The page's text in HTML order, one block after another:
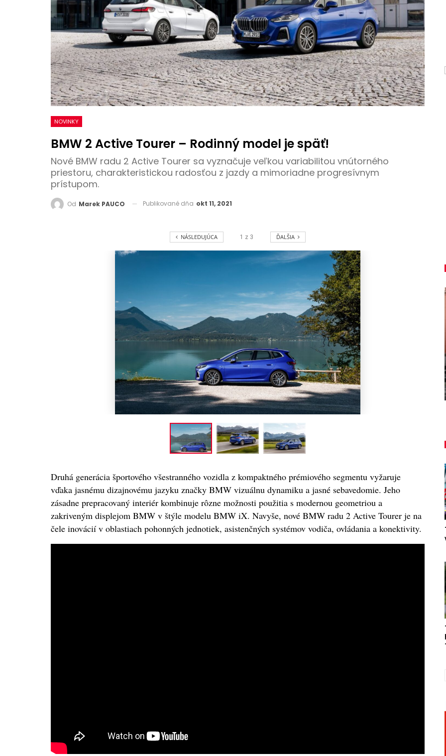
NOVINKY
BMW 2 Active Tourer – Rodinný model je späť!
Nové BMW radu 2 Active Tourer sa vyznačuje veľkou variabilitou vnútorného
priestoru, charakteristickou radosťou z jazdy a mimoriadne progresívnym
prístupom.
Od Marek PAUCO Publikované dňa okt 11, 2021
NÁSLEDUJÚCA 1 z 3 ĎALŠIA
Druhá generácia športového všestranného vozidla z kompaktného prémiového segmentu vyžaruje
vďaka jasnému dizajnovému jazyku značky BMW vizuálnu dynamiku a jasné sebavedomie. Jeho
zásadne prepracovaný interiér kombinuje rôzne možnosti použitia s modernou geometriou a
zakriveným displejom BMW v štýle modelu BMW iX. Navyše, nové BMW radu 2 Active Tourer je na
čele inovácií v oblastiach pohonných jednotiek, asistenčných systémov vodiča, ovládania a konektivity.
Túto akciu nesmieš vynechať!
Majo Bona aug 7, 2026 0
AUTO TESTY
TEST: Lexus UX sa pomaly lúči,
oplatí sa kúpiť ešte…
Peter varga aug 7, 2026